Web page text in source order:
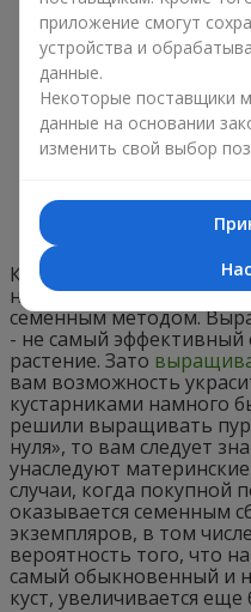
Как правило, молодые
найти в продаже, но
семенным методом.
- не самый эффективный
растение. Зато
вам возможность
кустарниками намного
решили выращивать
нуля», то вам следует
унаследуют
случаи, когда покупной
оказывается семенным
экземпляров, в том
вероятность того, что
самый обыкновенный и
куст, увеличивается
приложение смогут
устройства и
данные.
Некоторые поставщики
данные на основании
изменить свой выбор